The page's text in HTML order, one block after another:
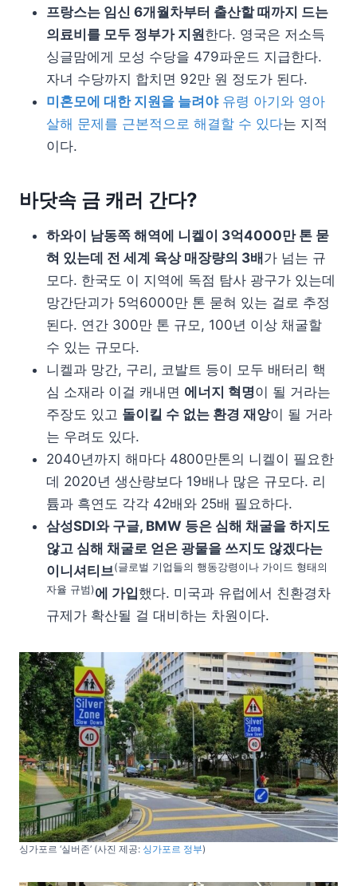
프랑스는 임신 6개월차부터 출산할 때까지 드는
의료비를 모두 정부가 지원한다. 영국은 저소득
싱글맘에게 모성 수당을 479파운드 지급한다.
자녀 수당까지 합치면 92만 원 정도가 된다.
미혼모에 대한 지원을 늘려야유령 아기와 영아
살해 문제를 근본적으로 해결할 수 있다는 지적
이다.
바닷속 금 캐러 간다?
하와이 남동쪽 해역에 니켈이 3억4000만 톤 묻
혀 있는데 전 세계 육상 매장량의 3배가 넘는 규
모다. 한국도 이 지역에 독점 탐사 광구가 있는데
망간단괴가 5억6000만 톤 묻혀 있는 걸로 추정
된다. 연간 300만 톤 규모, 100년 이상 채굴할
수 있는 규모다.
니켈과 망간, 구리, 코발트 등이 모두 배터리 핵
심 소재라 이걸 캐내면 에너지 혁명이 될 거라는
주장도 있고 돌이킬 수 없는 환경 재앙이 될 거라
는 우려도 있다.
2040년까지 해마다 4800만톤의 니켈이 필요한
데 2020년 생산량보다 19배나 많은 규모다. 리
튬과 흑연도 각각 42배와 25배 필요하다.
삼성SDI와 구글, BMW 등은 심해 채굴을 하지도
않고 심해 채굴로 얻은 광물을 쓰지도 않겠다는
이니셔티브(글로벌 기업들의 행동강령이나 가이드 형태의
자율 규범)에 가입했다. 미국과 유럽에서 친환경차
규제가 확산될 걸 대비하는 차원이다.
싱가포르 ‘실버존’ (사진 제공: 싱가포르 정부)